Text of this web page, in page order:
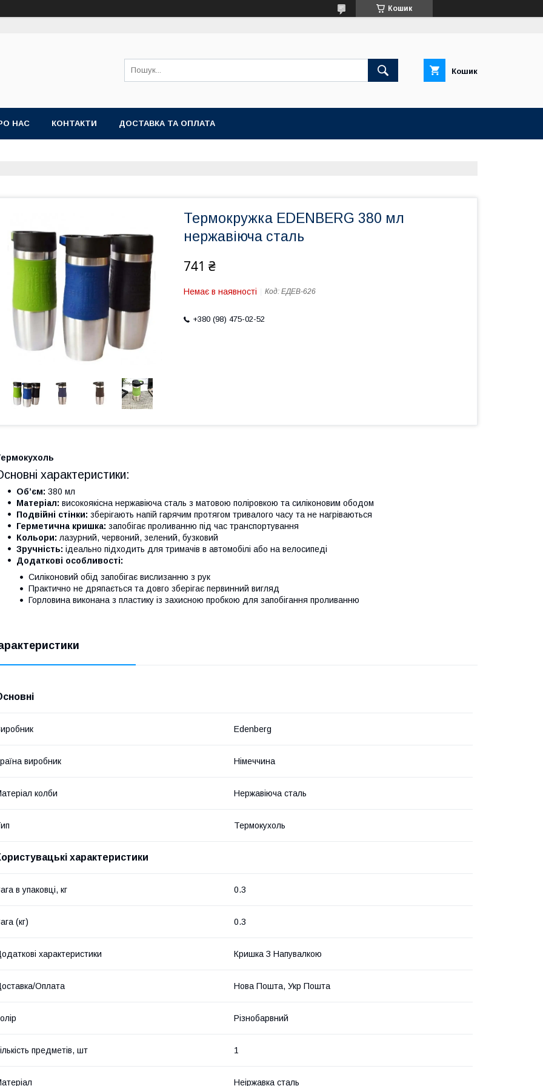
Кошик
Кошик
НАС КОНТАКТИ ДОСТАВКА ТА ОПЛАТА
Термокружка EDENBERG 380 мл
нержавіюча сталь
741 ₴
Немає в наявності Код: ЕДEB-626
+380 (98) 475-02-52
характеристики:
Об’єм: 380 мл
Матеріал: високоякісна нержавіюча сталь з матовою поліровкою та силіконовим ободом
Подвійні стінки: зберігають напій гарячим протягом тривалого часу та не нагріваються
Герметична кришка: запобігає проливанню під час транспортування
Кольори: лазурний, червоний, зелений, бузковий
Зручність: ідеально підходить для тримачів в автомобілі або на велосипеді
Додаткові особливості:
Силіконовий обід запобігає вислизанню з рук
Практично не дряпається та довго зберігає первинний вигляд
Горловина виконана з пластику із захисною пробкою для запобігання проливанню
Edenberg
виробник Німеччина
колби Нержавіюча сталь
Термокухоль
характеристики
в упаковці, кг 0.3
(кг) 0.3
характеристики Кришка З Напувалкою
Оплата Нова Пошта, Укр Пошта
Різнобарвний
предметів, шт 1
Неіржавка сталь